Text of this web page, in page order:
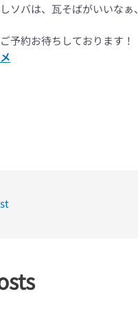
ソバは、瓦そばがいいなぁ
予約お待ちしております！